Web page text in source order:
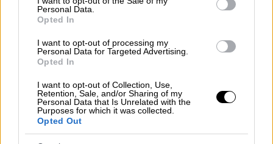
Personal Data.
Opted In
I want to opt-out of processing my
Personal Data for Targeted Advertising.
Opted In
I want to opt-out of Collection, Use,
Retention, Sale, and/or Sharing of my
Personal Data that Is Unrelated with the
Purposes for which it was collected.
Opted Out
βρίσκονταν- λίγο πολύ- σε μια ευθεία με τον
. Επίσης, η
ευθυγραμμισμένη με τη Γη και τον
Ήλιο. Κάποιοι, στο Αστεροσκοπείο Γκρίφιθ
γυναίκα που έκλαιγε γοερά το 1962, όταν
είχε καταγραφεί ανάλογη ευθυγράμμιση
πλανητών· περίμενε το τέλος του Κόσμου…